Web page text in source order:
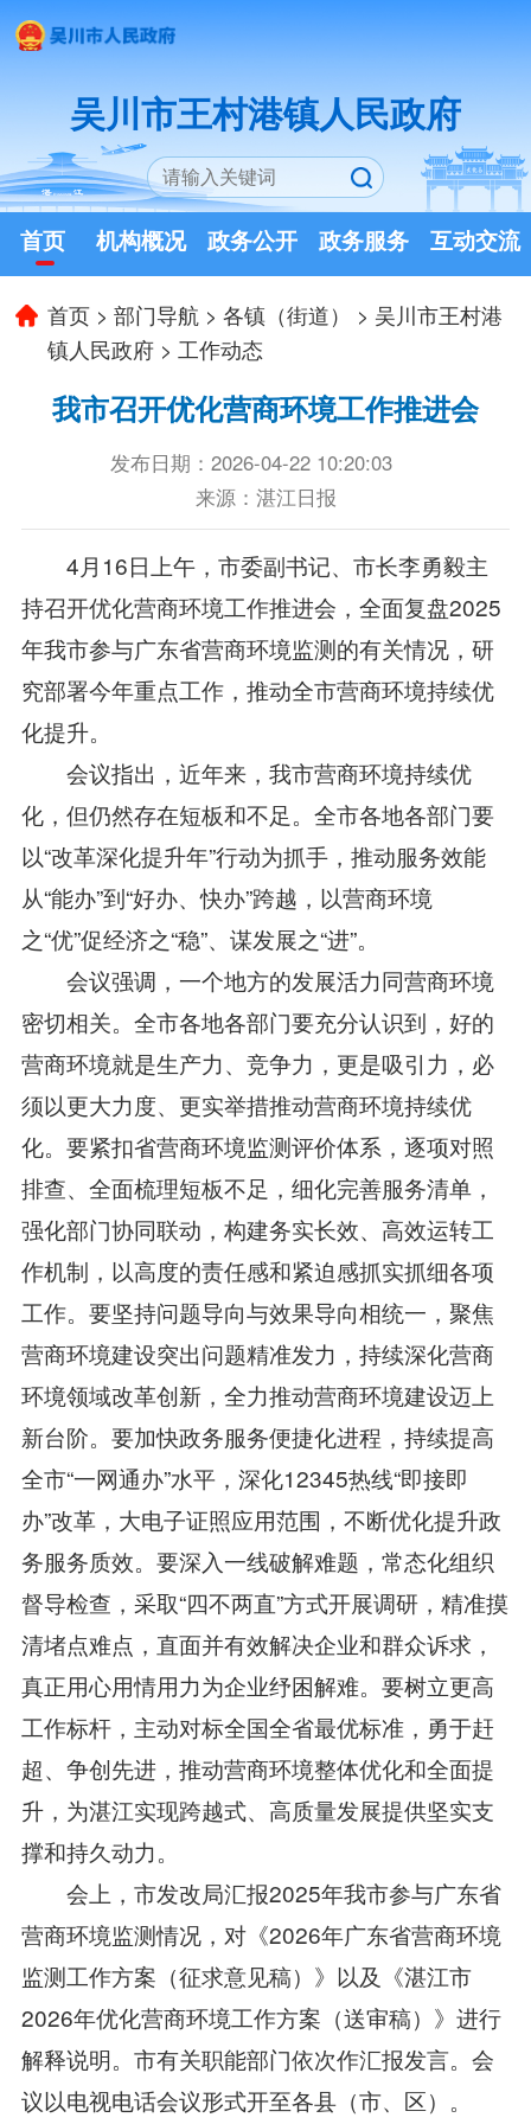
吴川市王村港镇人民政府
首页 机构概况 政务公开 政务服务 互动交流
首页 >部门导航 >各镇（街道） > 吴川市王村港
镇人民政府 > 工作动态
我市召开优化营商环境工作推进会
发布日期：2026-04-22 10:20:03
来源：湛江日报
4月16日上午，市委副书记、市长李勇毅主
持召开优化营商环境工作推进会，全面复盘2025
年我市参与广东省营商环境监测的有关情况，研
究部署今年重点工作，推动全市营商环境持续优
化提升。
会议指出，近年来，我市营商环境持续优
化，但仍然存在短板和不足。全市各地各部门要
以“改革深化提升年”行动为抓手，推动服务效能
从“能办”到“好办、快办”跨越，以营商环境
之“优”促经济之“稳”、谋发展之“进”。
会议强调，一个地方的发展活力同营商环境
密切相关。全市各地各部门要充分认识到，好的
营商环境就是生产力、竞争力，更是吸引力，必
须以更大力度、更实举措推动营商环境持续优
化。要紧扣省营商环境监测评价体系，逐项对照
排查、全面梳理短板不足，细化完善服务清单，
强化部门协同联动，构建务实长效、高效运转工
作机制，以高度的责任感和紧迫感抓实抓细各项
工作。要坚持问题导向与效果导向相统一，聚焦
营商环境建设突出问题精准发力，持续深化营商
环境领域改革创新，全力推动营商环境建设迈上
新台阶。要加快政务服务便捷化进程，持续提高
全市“一网通办”水平，深化12345热线“即接即
办”改革，大电子证照应用范围，不断优化提升政
务服务质效。要深入一线破解难题，常态化组织
督导检查，采取“四不两直”方式开展调研，精准摸
清堵点难点，直面并有效解决企业和群众诉求，
真正用心用情用力为企业纾困解难。要树立更高
工作标杆，主动对标全国全省最优标准，勇于赶
超、争创先进，推动营商环境整体优化和全面提
升，为湛江实现跨越式、高质量发展提供坚实支
撑和持久动力。
会上，市发改局汇报2025年我市参与广东省
营商环境监测情况，对《2026年广东省营商环境
监测工作方案（征求意见稿）》以及《湛江市
2026年优化营商环境工作方案（送审稿）》进行
解释说明。市有关职能部门依次作汇报发言。会
议以电视电话会议形式开至各县（市、区）。